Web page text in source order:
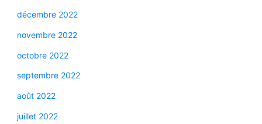
décembre 2022
novembre 2022
octobre 2022
septembre 2022
août 2022
juillet 2022